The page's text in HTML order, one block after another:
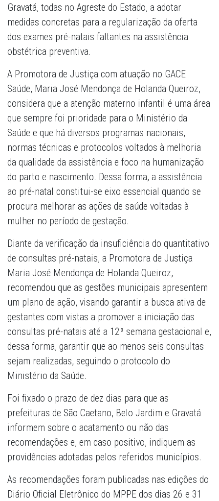
Gravatá, todas no Agreste do Estado, a adotar
medidas concretas para a regularização da oferta
dos exames pré-natais faltantes na assistência
obstétrica preventiva.
A Promotora de Justiça com atuação no GACE
Saúde, Maria José Mendonça de Holanda Queiroz,
considera que a atenção materno infantil é uma área
que sempre foi prioridade para o Ministério da
Saúde e que há diversos programas nacionais,
normas técnicas e protocolos voltados à melhoria
da qualidade da assistência e foco na humanização
do parto e nascimento. Dessa forma, a assistência
ao pré-natal constitui-se eixo essencial quando se
procura melhorar as ações de saúde voltadas à
mulher no período de gestação.
Diante da verificação da insuficiência do quantitativo
de consultas pré-natais, a Promotora de Justiça
Maria José Mendonça de Holanda Queiroz,
recomendou que as gestões municipais apresentem
um plano de ação, visando garantir a busca ativa de
gestantes com vistas a promover a iniciação das
consultas pré-natais até a 12ª semana gestacional e,
dessa forma, garantir que ao menos seis consultas
sejam realizadas, seguindo o protocolo do
Ministério da Saúde.
Foi fixado o prazo de dez dias para que as
prefeituras de São Caetano, Belo Jardim e Gravatá
informem sobre o acatamento ou não das
recomendações e, em caso positivo, indiquem as
providências adotadas pelos referidos municípios.
As recomendações foram publicadas nas edições do
Diário Oficial Eletrônico do MPPE dos dias 26 e 31